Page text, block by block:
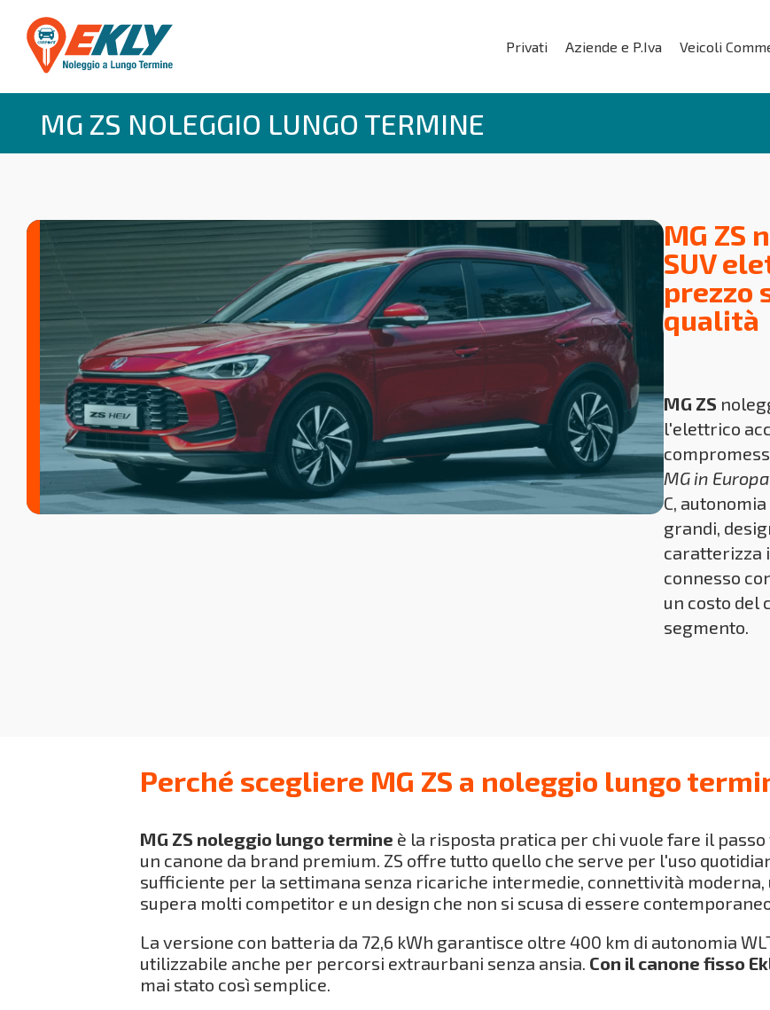
Privati Aziende e P.Iva Veicoli
MG ZS NOLEGGIO LUNGO TERMINE
MG ZS
SUV
prezzo
qualità
MG ZS
l'elettrico
MG in Europa
C,
grandi,
caratterizza
connesso
un costo del
segmento.
Perché scegliere MG ZS a noleggio lungo
MG ZS noleggio lungo termine è la risposta pratica per chi vuole fare il
un canone da brand premium. ZS offre tutto quello che serve per l'uso
sufficiente per la settimana senza ricariche intermedie, connettività
supera molti competitor e un design che non si scusa di essere
La versione con batteria da 72,6 kWh garantisce oltre 400 km di autonomia
utilizzabile anche per percorsi extraurbani senza ansia. Con il canone fisso
mai stato così semplice.